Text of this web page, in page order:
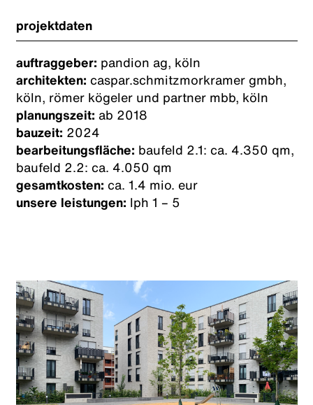
projektdaten
auftraggeber: pandion ag, köln
architekten: caspar.schmitzmorkramer gmbh,
köln, römer kögeler und partner mbb, köln
planungszeit: ab 2018
bauzeit: 2024
bearbeitungsfläche: baufeld 2.1: ca. 4.350 qm,
baufeld 2.2: ca. 4.050 qm
gesamtkosten: ca. 1.4 mio. eur
unsere leistungen: lph 1 – 5